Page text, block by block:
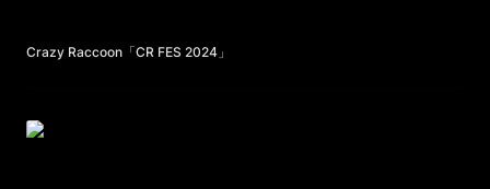
Crazy Raccoon「CR FES 2024」
SIRUP -『POP YOURS 2024』Live Scenography